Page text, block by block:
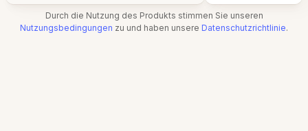
Durch die Nutzung des Produkts stimmen Sie unseren
Nutzungsbedingungen zu und haben unsere Datenschutzrichtlinie.